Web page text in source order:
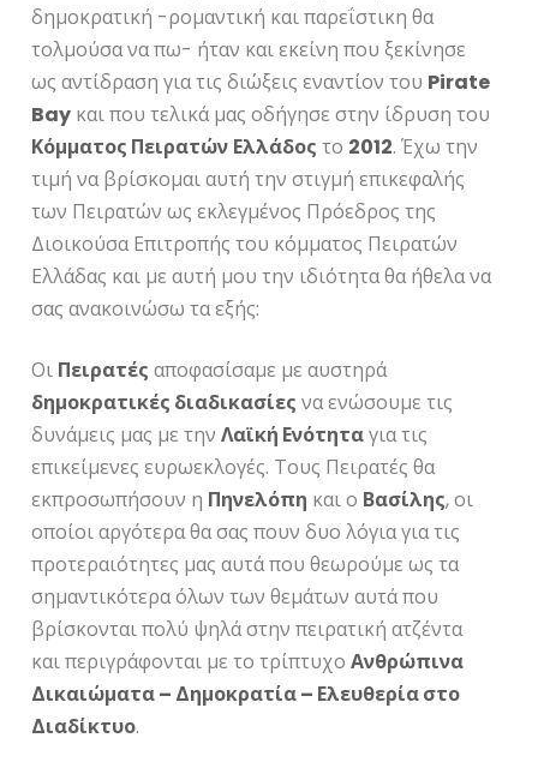
δημοκρατική -ρομαντική και παρεΐστικη θα
τολμούσα να πω- ήταν και εκείνη που ξεκίνησε
ως αντίδραση για τις διώξεις εναντίον του Pirate
Bay και που τελικά μας οδήγησε στην ίδρυση του
Κόμματος Πειρατών Ελλάδος το 2012. Έχω την
τιμή να βρίσκομαι αυτή την στιγμή επικεφαλής
των Πειρατών ως εκλεγμένος Πρόεδρος της
Διοικούσα Επιτροπής του κόμματος Πειρατών
Ελλάδας και με αυτή μου την ιδιότητα θα ήθελα να
σας ανακοινώσω τα εξής:
Οι Πειρατές αποφασίσαμε με αυστηρά
δημοκρατικές διαδικασίες να ενώσουμε τις
δυνάμεις μας με τηνΛαϊκή Ενότηταγια τις
επικείμενες ευρωεκλογές. Τους Πειρατές θα
εκπροσωπήσουν η Πηνελόπη και ο Βασίλης, οι
οποίοι αργότερα θα σας πουν δυο λόγια για τις
προτεραιότητες μας αυτά που θεωρούμε ως τα
σημαντικότερα όλων των θεμάτων αυτά που
βρίσκονται πολύ ψηλά στην πειρατική ατζέντα
και περιγράφονται με το τρίπτυχοΑνθρώπινα
Δικαιώματα – Δημοκρατία – Ελευθερία στο
Διαδίκτυο.